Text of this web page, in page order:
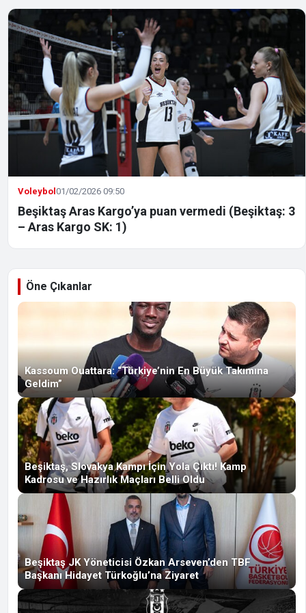
Voleybol01/02/2026 09:50
Beşiktaş Aras Kargo’ya puan vermedi (Beşiktaş: 3
– Aras Kargo SK: 1)
Öne Çıkanlar
Kassoum Ouattara: “Türkiye’nin En Büyük Takımına
Geldim”
Beşiktaş, Slovakya Kampı İçin Yola Çıktı! Kamp
Kadrosu ve Hazırlık Maçları Belli Oldu
Beşiktaş JK Yöneticisi Özkan Arseven’den TBF
Başkanı Hidayet Türkoğlu’na Ziyaret